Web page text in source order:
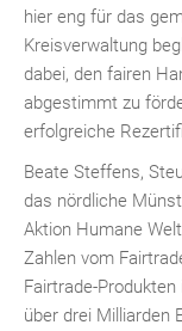
hier eng für das
Kreisverwaltung
dabei, den fairen
abgestimmt zu
erfolgreiche
Beate Steffens,
das nördliche
Aktion Humane
Zahlen vom
Fairtrade-
über drei Milliarden